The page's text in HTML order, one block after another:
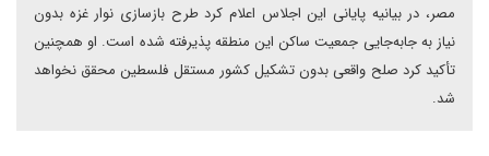
مصر، در بیانیه پایانی این اجلاس اعلام کرد طرح بازسازی نوار غزه بدون
نیاز به جابه‌جایی جمعیت ساکن این منطقه پذیرفته شده است. او همچنین
تأکید کرد صلح واقعی بدون تشکیل کشور مستقل فلسطین محقق نخواهد
شد.